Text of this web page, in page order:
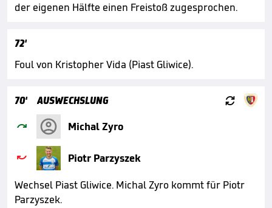
der eigenen Hälfte einen Freistoß zugesprochen.
72'
Foul von Kristopher Vida (Piast Gliwice).
70' AUSWECHSLUNG 
 Michal Zyro

Piotr Parzyszek
Wechsel Piast Gliwice. Michal Zyro kommt für Piotr
Parzyszek.